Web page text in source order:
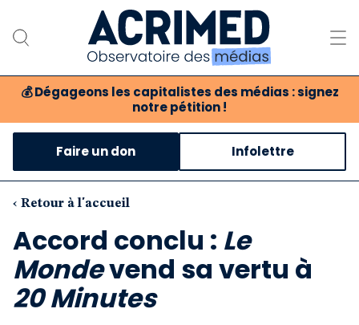
💰 Dégageons les capitalistes des médias : signez
notre pétition !
Notre association
Notre critique des médias
Nos propositions
Notre revue
Boutique
Faire un don Infolettre
‹ Retour à l'accueil
Accord conclu : Le
Mondevend sa vertu à
20 Minutes